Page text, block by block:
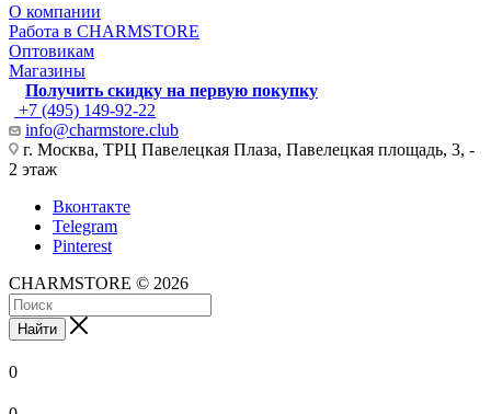
О компании
Работа в CHARMSTORE
Оптовикам
Магазины
Получить скидку на первую покупку
+7 (495) 149-92-22
info@charmstore.club
г. Москва, ТРЦ Павелецкая Плаза, Павелецкая площадь, 3, -
2 этаж
Вконтакте
Telegram
Pinterest
CHARMSTORE © 2026
Найти
0